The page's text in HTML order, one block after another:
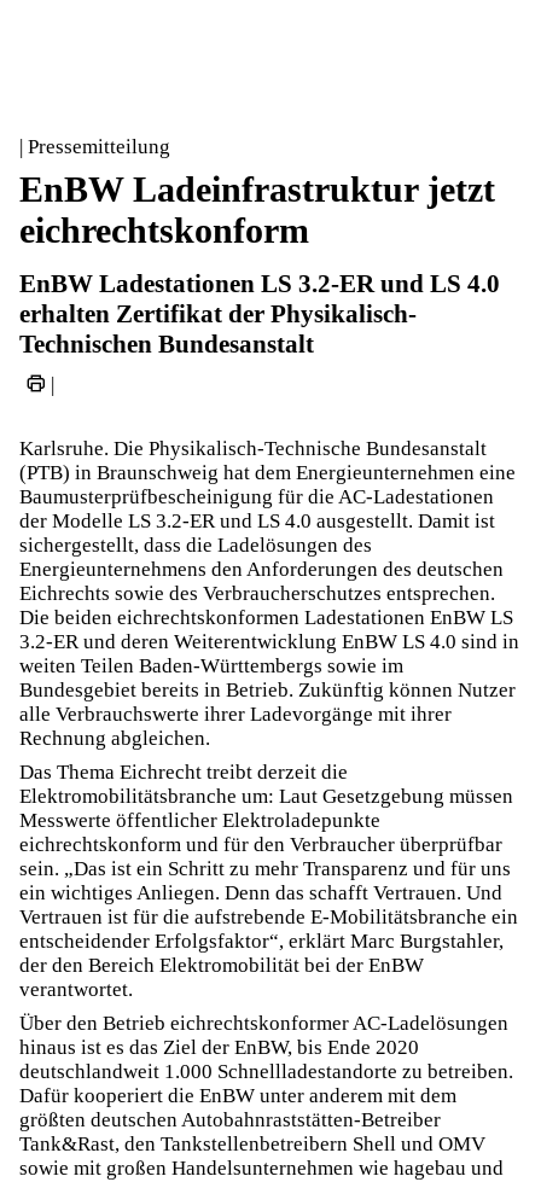
| Pressemitteilung
EnBW Ladeinfrastruktur jetzt
eichrechtskonform
EnBW Ladestationen LS 3.2-ER und LS 4.0
erhalten Zertifikat der Physikalisch-
Technischen Bundesanstalt
|
Karlsruhe. Die Physikalisch-Technische Bundesanstalt
(PTB) in Braunschweig hat dem Energieunternehmen eine
Baumusterprüfbescheinigung für die AC-Ladestationen
der Modelle LS 3.2-ER und LS 4.0 ausgestellt. Damit ist
sichergestellt, dass die Ladelösungen des
Energieunternehmens den Anforderungen des deutschen
Eichrechts sowie des Verbraucherschutzes entsprechen.
Die beiden eichrechtskonformen Ladestationen EnBW LS
3.2-ER und deren Weiterentwicklung EnBW LS 4.0 sind in
weiten Teilen Baden-Württembergs sowie im
Bundesgebiet bereits in Betrieb. Zukünftig können Nutzer
alle Verbrauchswerte ihrer Ladevorgänge mit ihrer
Rechnung abgleichen.
Das Thema Eichrecht treibt derzeit die
Elektromobilitätsbranche um: Laut Gesetzgebung müssen
Messwerte öffentlicher Elektroladepunkte
eichrechtskonform und für den Verbraucher überprüfbar
sein. „Das ist ein Schritt zu mehr Transparenz und für uns
ein wichtiges Anliegen. Denn das schafft Vertrauen. Und
Vertrauen ist für die aufstrebende E-Mobilitätsbranche ein
entscheidender Erfolgsfaktor“, erklärt Marc Burgstahler,
der den Bereich Elektromobilität bei der EnBW
verantwortet.
Über den Betrieb eichrechtskonformer AC-Ladelösungen
hinaus ist es das Ziel der EnBW, bis Ende 2020
deutschlandweit 1.000 Schnellladestandorte zu betreiben.
Dafür kooperiert die EnBW unter anderem mit dem
größten deutschen Autobahnraststätten-Betreiber
Tank&Rast, den Tankstellenbetreibern Shell und OMV
sowie mit großen Handelsunternehmen wie hagebau und